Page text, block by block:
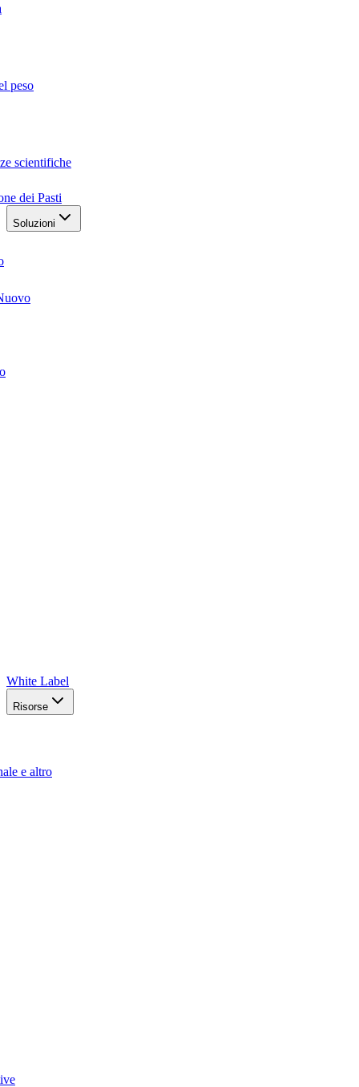
peso
scientifiche
dei Pasti
Soluzioni
White Label
Risorse
e altro